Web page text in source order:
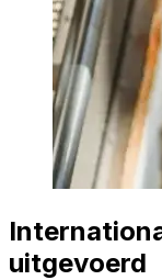
uitgevoerd